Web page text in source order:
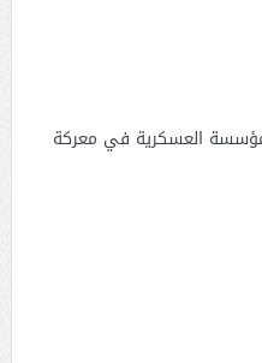
العسكرية في معركة